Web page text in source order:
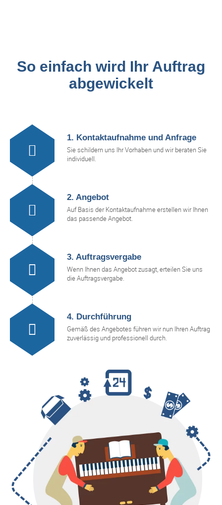
So einfach wird Ihr Auftrag
abgewickelt
1. Kontaktaufnahme und Anfrage
Sie schildern uns Ihr Vorhaben und wir beraten Sie
individuell.
2. Angebot
Auf Basis der Kontaktaufnahme erstellen wir Ihnen
das passende Angebot.
3. Auftragsvergabe
Wenn Ihnen das Angebot zusagt, erteilen Sie uns
die Auftragsvergabe.
4. Durchführung
Gemäß des Angebotes führen wir nun Ihren Auftrag
zuverlässig und professionell durch.